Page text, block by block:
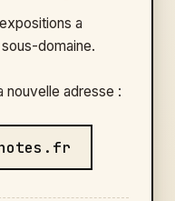
a
domaine.
nouvelle adresse :